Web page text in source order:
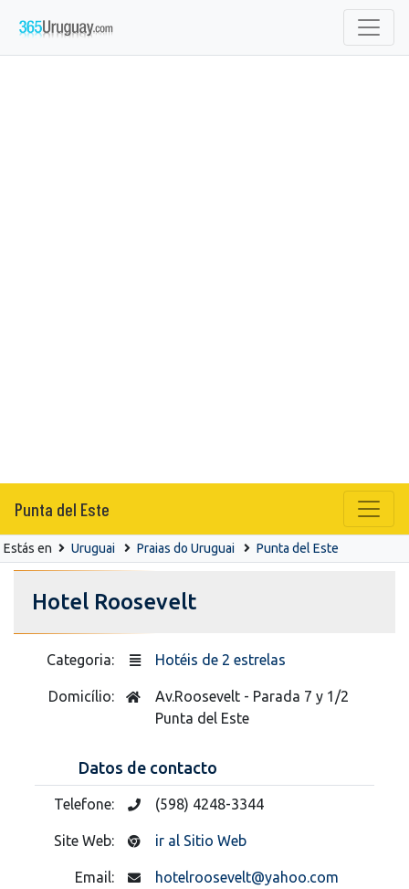
Punta del Este
Estás en Uruguai Praias do Uruguai Punta del Este
Hotel Roosevelt
Categoria: Hotéis de 2 estrelas
Domicílio:
Av.Roosevelt - Parada 7 y 1/2
Punta del Este
Datos de contacto
Telefone: (598) 4248-3344
Site Web: ir al Sitio Web
Email: hotelroosevelt@yahoo.com